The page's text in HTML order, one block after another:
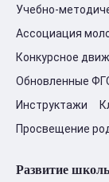
Учебно-
Ассоциация
Конкурсное
Обновленные
Инструктажи
Просвещение
Развитие